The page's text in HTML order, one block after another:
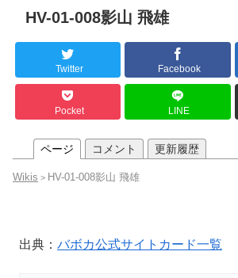
HV-01-008影山 飛雄
Twitter Facebook
Pocket LINE
ページ コメント 更新履歴
Wikis > HV-01-008影山 飛雄
出典： バボカ公式サイトカード一覧